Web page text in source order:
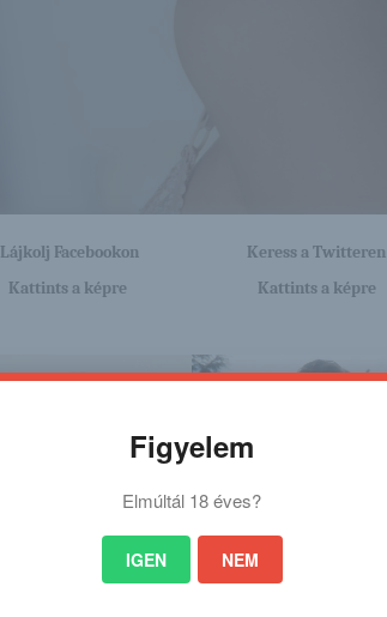
Lájkolj Facebookon
Kattints a képre
Keress a Twitteren
Kattints a képre
Figyelem
Elmúltál 18 éves?
IGEN NEM